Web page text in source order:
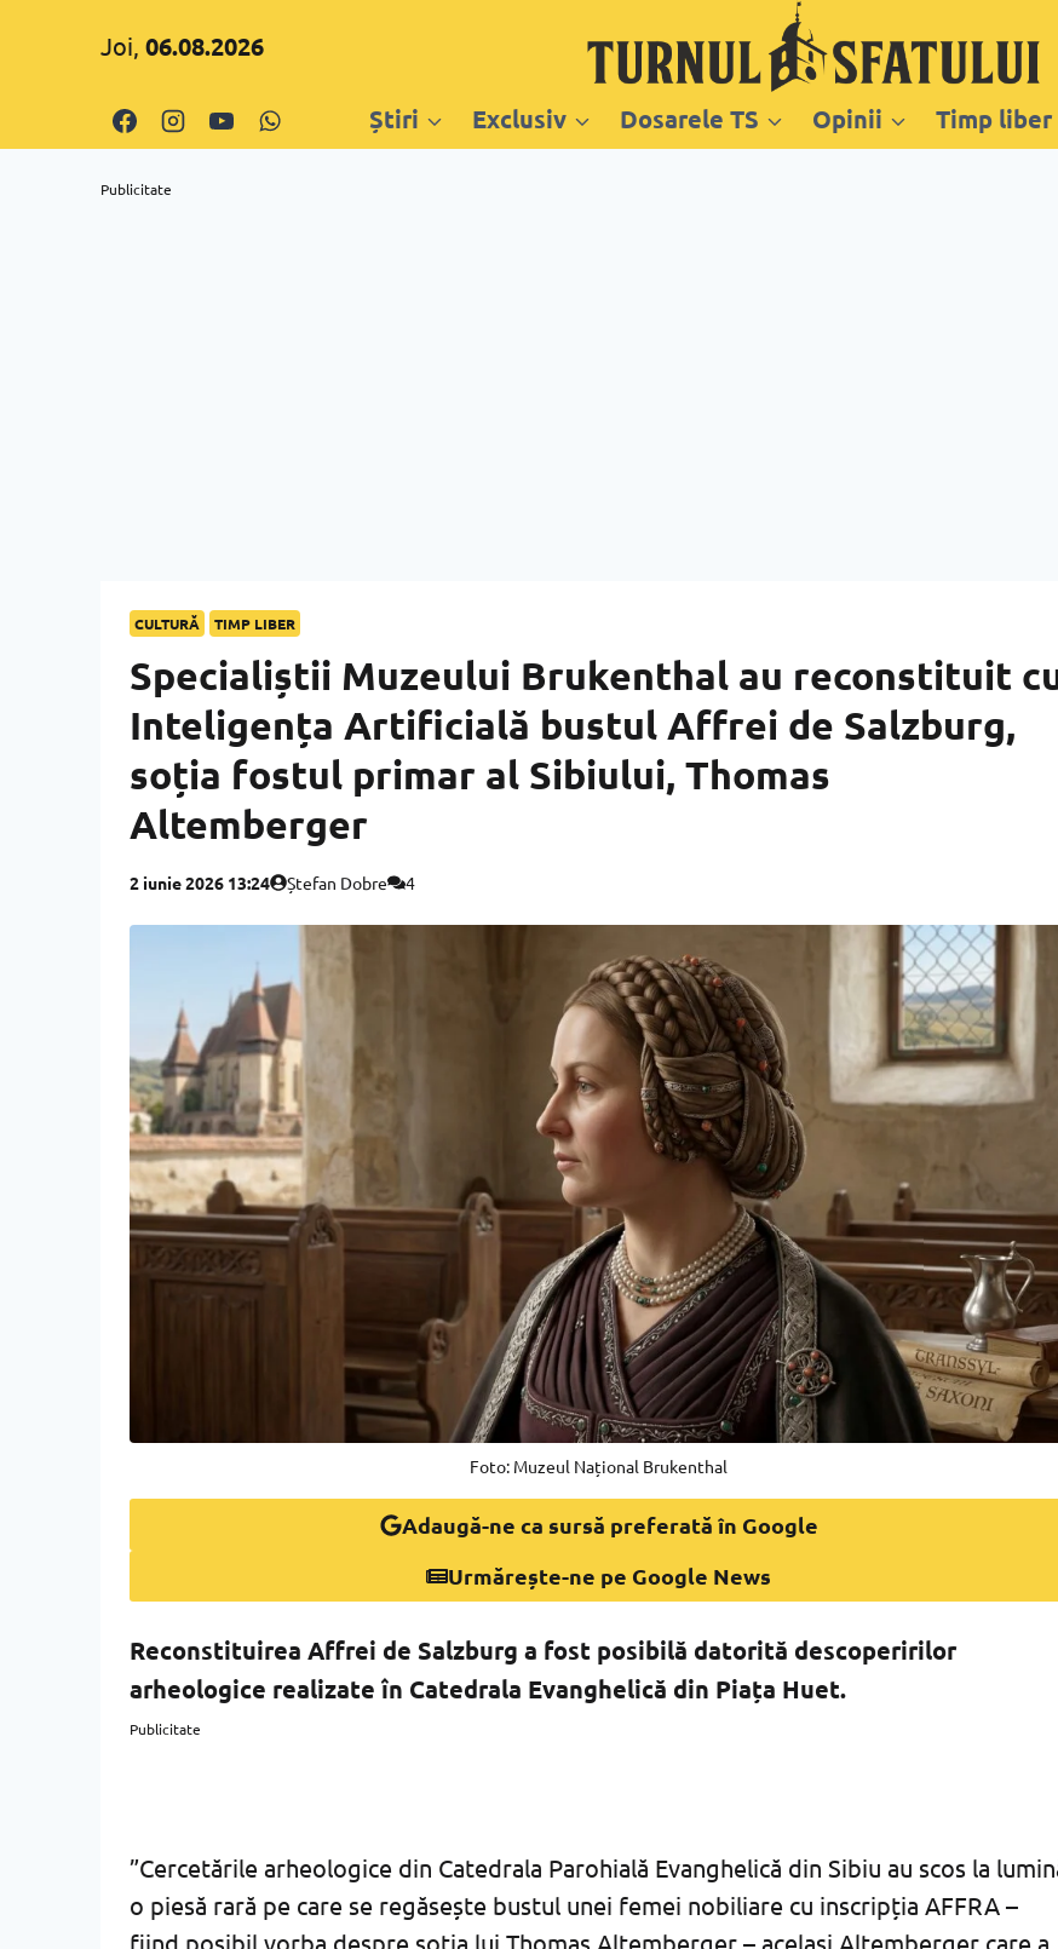
Joi, 06.08.2026
Știri Exclusiv Dosarele TS Opinii Timp liber
Publicitate
CULTURĂ TIMP LIBER
Specialiștii Muzeului Brukenthal au reconstituit
Inteligența Artificială bustul Affrei de Salzburg,
soția fostul primar al Sibiului, Thomas
Altemberger
2 iunie 2026 13:24 Ștefan Dobre 4
Foto: Muzeul Național Brukenthal
Adaugă-ne ca sursă preferată în Google
Urmărește-ne pe Google News
Reconstituirea Affrei de Salzburg a fost posibilă datorită descoperirilor
arheologice realizate în Catedrala Evanghelică din Piața Huet.
Publicitate
”Cercetările arheologice din Catedrala Parohială Evanghelică din Sibiu au scos la
o piesă rară pe care se regăsește bustul unei femei nobiliare cu inscripția AFFRA –
fiind posibil vorba despre soția lui Thomas Altemberger – același Altemberger care a